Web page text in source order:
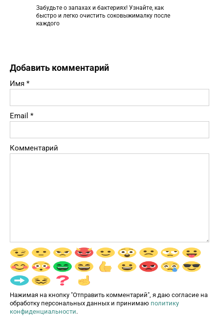
Забудьте о запахах и бактериях! Узнайте, как
быстро и легко очистить соковыжималку после
каждого
Добавить комментарий
Имя *
Email *
Комментарий
Нажимая на кнопку "Отправить комментарий", я даю согласие на
обработку персональных данных и принимаю политику
конфиденциальности.